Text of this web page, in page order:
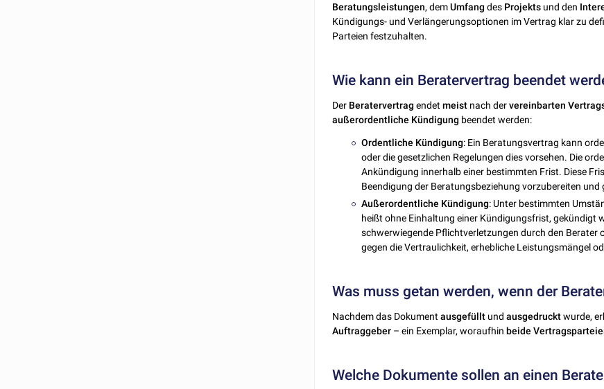
Beratungsleistungen, demUmfang des Projekts und den
Kündigungs- und Verlängerungsoptionen im Vertrag klar zu
Parteien festzuhalten.
Wie kann ein Beratervertrag beendet
Der Beratervertrag endetmeist nach dervereinbarten
außerordentliche Kündigung beendet werden:
Ordentliche Kündigung: Ein Beratungsvertrag kann
oder die gesetzlichen Regelungen dies vorsehen. Die
Ankündigung innerhalb einer bestimmten Frist. Diese
Beendigung der Beratungsbeziehung vorzubereiten
Außerordentliche Kündigung: Unter bestimmten
heißt ohne Einhaltung einer Kündigungsfrist, gekündigt
schwerwiegende Pflichtverletzungen durch den Berater
gegen die Vertraulichkeit, erhebliche Leistungsmängel
Was muss getan werden, wenn der
Nachdem das Dokumentausgefüllt undausgedrucktwurde,
Auftraggeber – ein Exemplar, woraufhin beide
Welche Dokumente sollen an einen